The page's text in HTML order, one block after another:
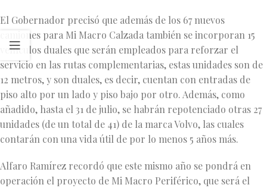
El Gobernador precisó que además de los 67 nuevos
camiones para Mi Macro Calzada también se incorporan 15
vehículos duales que serán empleados para reforzar el
servicio en las rutas complementarias, estas unidades son de
12 metros, y son duales, es decir, cuentan con entradas de
piso alto por un lado y piso bajo por otro. Además, como
añadido, hasta el 31 de julio, se habrán repotenciado otras 27
unidades (de un total de 41) de la marca Volvo, las cuales
contarán con una vida útil de por lo menos 5 años más.
Alfaro Ramírez recordó que este mismo año se pondrá en
operación el proyecto de Mi Macro Periférico, que será el